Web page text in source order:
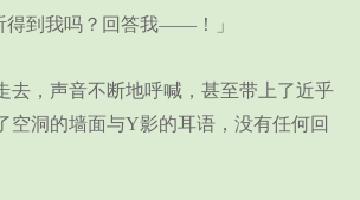
到我吗？回答我——！」
，声音不断地呼喊，甚至带上了近乎
空洞的墙面与Y影的耳语，没有任何回